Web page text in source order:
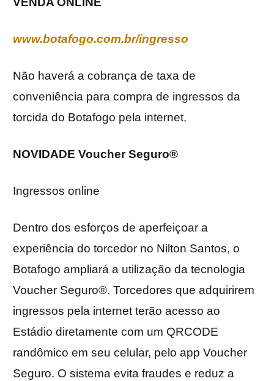
www.botafogo.com.br/ingresso
Não haverá a cobrança de taxa de
conveniência para compra de ingressos da
torcida do Botafogo pela internet.
NOVIDADE Voucher Seguro®
Ingressos online
Dentro dos esforços de aperfeiçoar a
experiência do torcedor no Nilton Santos, o
Botafogo ampliará a utilização da tecnologia
Voucher Seguro®. Torcedores que adquirirem
ingressos pela internet terão acesso ao
Estádio diretamente com um QRCODE
randômico em seu celular, pelo app Voucher
Seguro. O sistema evita fraudes e reduz a